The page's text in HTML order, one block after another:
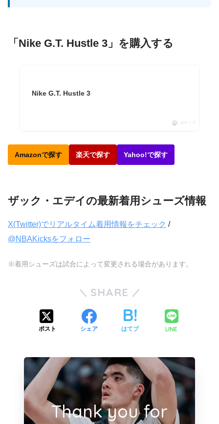
「Nike G.T. Hustle 3」を購入する
Nike G.T. Hustle 3
ポチップ
Amazonで探す 楽天で探す Yahoo!で探す
ザック・エデイの最新着用シューズ情報
X(Twitter)でリアルタイム着用情報をチェック /
@NBAKicksをフォロー
※着用シューズは試合によって変更される場合があります。
SHARE
ポスト シェア はてブ LINE
Thank you for